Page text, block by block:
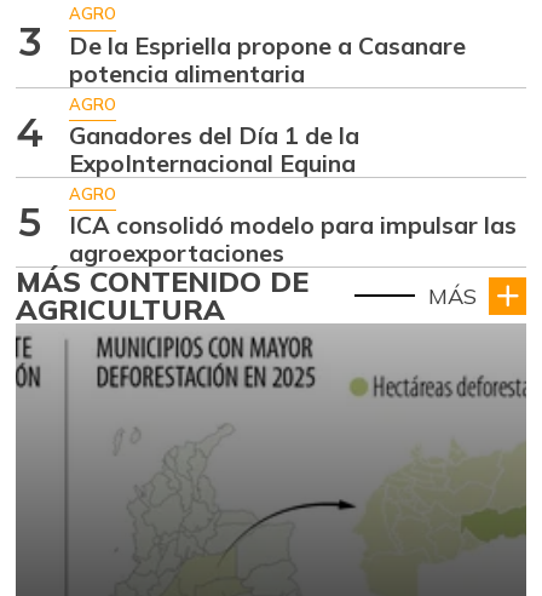
3
AGRO
De la Espriella propone a Casanare
potencia alimentaria
4
AGRO
Ganadores del Día 1 de la
ExpoInternacional Equina
5
AGRO
ICA consolidó modelo para impulsar las
agroexportaciones
MÁS CONTENIDO DE
AGRICULTURA MÁS